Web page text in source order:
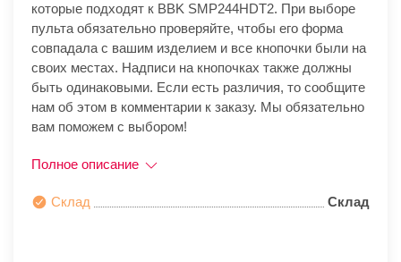
которые подходят к BBK SMP244HDT2. При выборе
пульта обязательно проверяйте, чтобы его форма
совпадала с вашим изделием и все кнопочки были на
своих местах. Надписи на кнопочках также должны
быть одинаковыми. Если есть различия, то сообщите
нам об этом в комментарии к заказу. Мы обязательно
вам поможем с выбором!
Полное описание
Склад Склад